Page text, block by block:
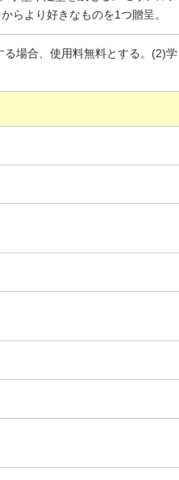
らより好きなものを1つ贈呈。
場合、使用料無料とする。(2)学